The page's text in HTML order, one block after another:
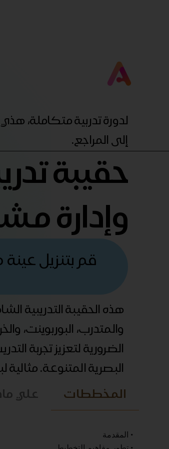
لدورة تدربية متكاملة،
إلى المراجع.
حقيبة
وإدارة
قم بتنزيل عينة
هذه الحقيبة التدريبية
والمتدرب، البوربوينت،
الضرورية لتعزيز تجربة
البصرية المتنوعة. مثالية
المخططات علي
• المقدمة